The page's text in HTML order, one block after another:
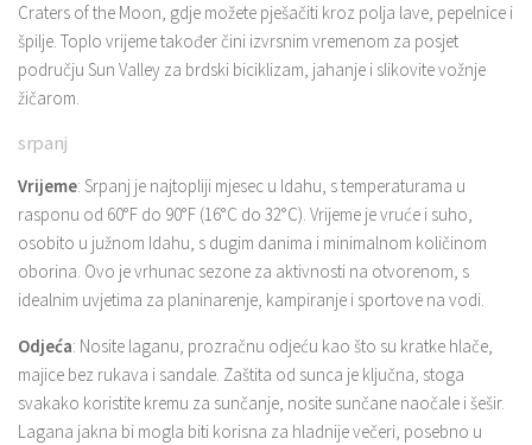
Craters of the Moon, gdje možete pješačiti kroz polja lave, pepelnice i
špilje. Toplo vrijeme također čini izvrsnim vremenom za posjet
području Sun Valley za brdski biciklizam, jahanje i slikovite vožnje
žičarom.
srpanj
Vrijeme: Srpanj je najtopliji mjesec u Idahu, s temperaturama u
rasponu od 60°F do 90°F (16°C do 32°C). Vrijeme je vruće i suho,
osobito u južnom Idahu, s dugim danima i minimalnom količinom
oborina. Ovo je vrhunac sezone za aktivnosti na otvorenom, s
idealnim uvjetima za planinarenje, kampiranje i sportove na vodi.
Odjeća: Nosite laganu, prozračnu odjeću kao što su kratke hlače,
majice bez rukava i sandale. Zaštita od sunca je ključna, stoga
svakako koristite kremu za sunčanje, nosite sunčane naočale i šešir.
Lagana jakna bi mogla biti korisna za hladnije večeri, posebno u